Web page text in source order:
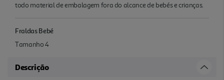
todo material de embalagem fora do alcance de bebés e crianças.
Fraldas Bebé
Tamanho 4
Descrição